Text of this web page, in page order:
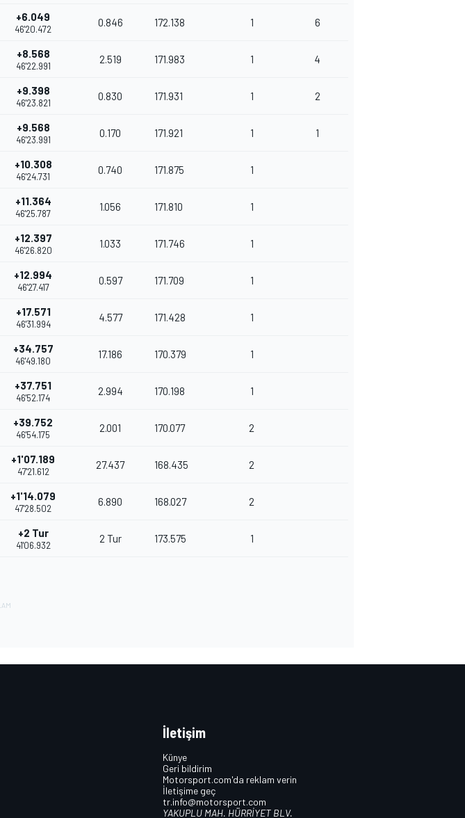
+6.049
46'20.472
0.846 172.138 1 6
+8.568
46'22.991
2.519 171.983 1 4
+9.398
46'23.821
0.830 171.931 1 2
+9.568
46'23.991
0.170 171.921 1 1
+10.308
46'24.731
0.740 171.875 1
+11.364
46'25.787
1.056 171.810 1
+12.397
46'26.820
1.033 171.746 1
+12.994
46'27.417
0.597 171.709 1
+17.571
46'31.994
4.577 171.428 1
+34.757
46'49.180
17.186 170.379 1
+37.751
46'52.174
2.994 170.198 1
+39.752
46'54.175
2.001 170.077 2
+1'07.189
47'21.612
27.437 168.435 2
+1'14.079
47'28.502
6.890 168.027 2
+2 Tur
41'06.932
2 Tur 173.575 1
İletişim
Künye
Geri bildirim
Motorsport.com'da reklam verin
İletişime geç
tr.info@motorsport.com
YAKUPLU MAH. HÜRRİYET BLV.